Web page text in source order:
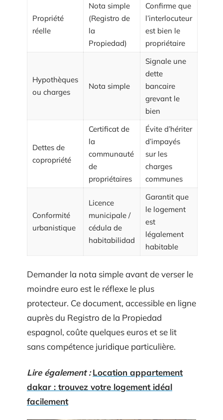
Propriété
réelle
Nota simple
(Registro de
la
Propiedad)
Confirme que
l’interlocuteur
est bien le
propriétaire
Hypothèques
ou charges
Nota simple
Signale une
dette
bancaire
grevant le
bien
Dettes de
copropriété
Certificat de
la
communauté
de
propriétaires
Évite d’hériter
d’impayés
sur les
charges
communes
Conformité
urbanistique
Licence
municipale /
cédula de
habitabilidad
Garantit que
le logement
est
légalement
habitable
Demander la nota simple avant de verser le
moindre euro est le réflexe le plus
protecteur. Ce document, accessible en ligne
auprès du Registro de la Propiedad
espagnol, coûte quelques euros et se lit
sans compétence juridique particulière.
Lire également : Location appartement
dakar : trouvez votre logement idéal
facilement